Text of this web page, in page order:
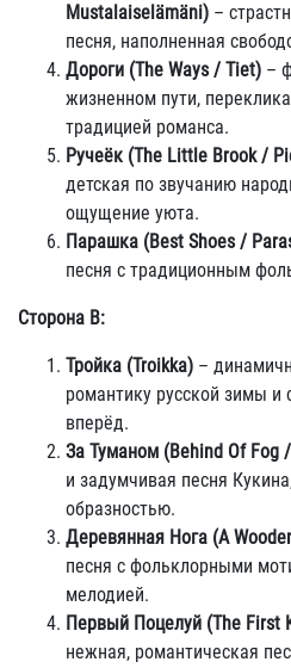
Mustalaiselämäni) –
песня, наполненная
Дороги (The Ways / Tiet) –
жизненном пути,
традицией романса.
Ручеёк (The Little Brook /
детская по звучанию
ощущение уюта.
Парашка (Best Shoes /
песня с традиционным
Сторона B:
Тройка (Troikka) –
романтику русской зимы и
вперёд.
За Туманом (Behind Of Fog
и задумчивая песня
образностью.
Деревянная Нога (A
песня с фольклорными
мелодией.
Первый Поцелуй (The First
нежная, романтическая